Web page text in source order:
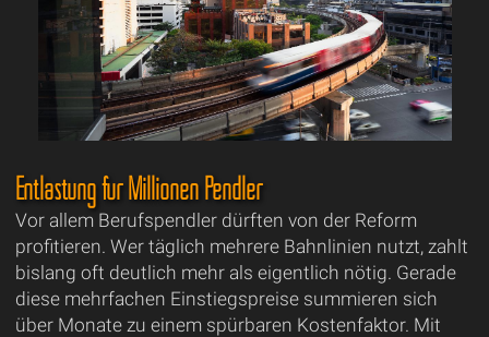
Entlastung für Millionen Pendler
Vor allem Berufspendler dürften von der Reform
profitieren. Wer täglich mehrere Bahnlinien nutzt, zahlt
bislang oft deutlich mehr als eigentlich nötig. Gerade
diese mehrfachen Einstiegspreise summieren sich
über Monate zu einem spürbaren Kostenfaktor. Mit